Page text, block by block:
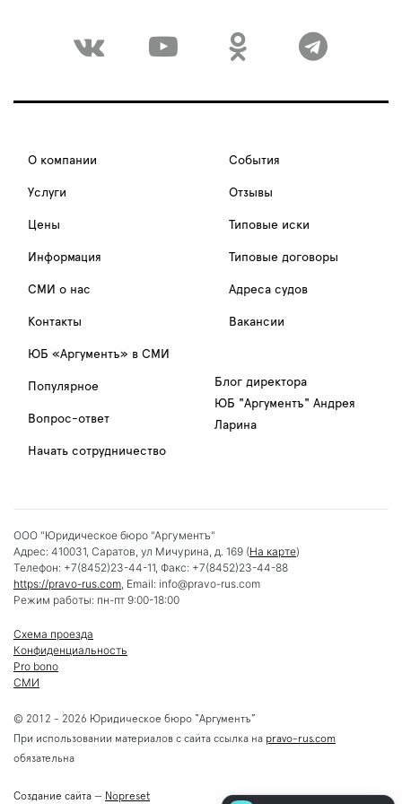
О компании
Услуги
Цены
Информация
СМИ о нас
Контакты
События
Отзывы
Типовые иски
Типовые договоры
Адреса судов
Вакансии
ЮБ «Аргументъ» в СМИ
Популярное
Вопрос-ответ
Начать сотрудничество
Блог директора
ЮБ "Аргументъ" Андрея
Ларина
© 2012 - 2026 Юридическое бюро “Аргументъ”
При использовании материалов с сайта ссылка на pravo-rus.com
обязательна
Создание сайта — Nopreset
ООО "Юридическое бюро "Аргументъ"
Адрес: 410031, Саратов, ул Мичурина, д. 169 (На карте)
Телефон: +7(8452)23-44-11, Факс: +7(8452)23-44-88
https://pravo-rus.com, Email: info@pravo-rus.com
Режим работы: пн-пт 9:00-18:00
Схема проезда
Конфиденциальность
Pro bono
СМИ